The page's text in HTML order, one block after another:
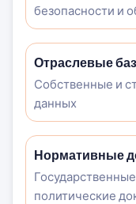
безопасности и
Отраслевые
Собственные и
данных
Нормативные
политические